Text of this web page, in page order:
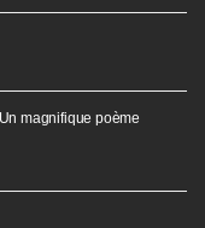
magnifique poème